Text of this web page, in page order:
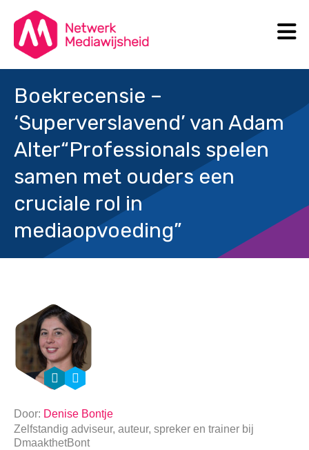
Boekrecensie –
‘Superverslavend’ van Adam
Alter“Professionals spelen
samen met ouders een
cruciale rol in
mediaopvoeding”
Door: Denise Bontje
Zelfstandig adviseur, auteur, spreker en trainer bij
DmaakthetBont